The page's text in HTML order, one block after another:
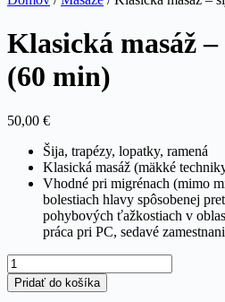
Klasická masáž
(60 min)
50,00 €
Šija, trapézy, lopatky, ramená
Klasická masáž (mäkké
Vhodné pri migrénach (mimo
bolestiach hlavy spôsobenej
pohybových ťažkostiach v
práca pri PC, sedavé
množstvo
Klasická
masáž
Pridať do košíka